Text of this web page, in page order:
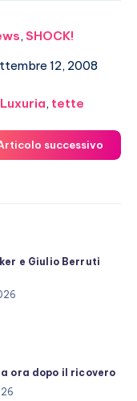
, SHOCK!
12, 2008
Luxuria, tette
successivo
e Giulio Berruti
ora dopo il ricovero